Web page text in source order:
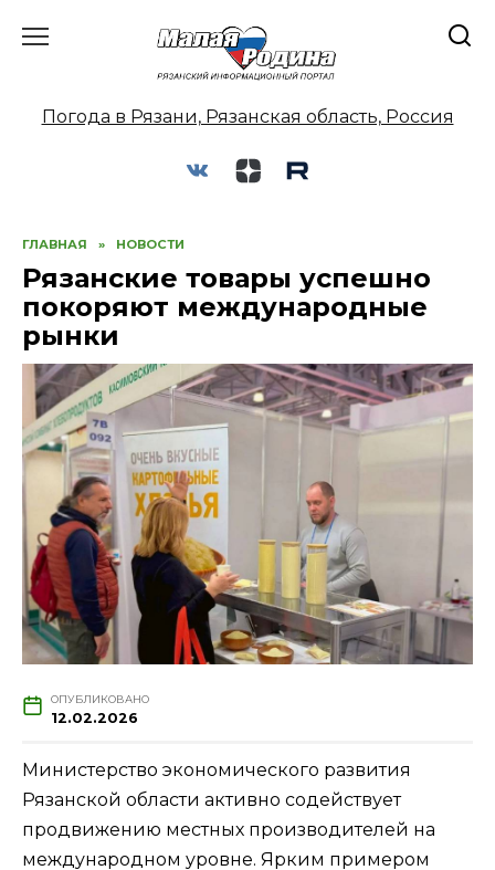
Погода в Рязани, Рязанская область, Россия
ГЛАВНАЯ » НОВОСТИ
Рязанские товары успешно
покоряют международные
рынки
ОПУБЛИКОВАНО
12.02.2026
Министерство экономического развития
Рязанской области активно содействует
продвижению местных производителей на
международном уровне. Ярким примером